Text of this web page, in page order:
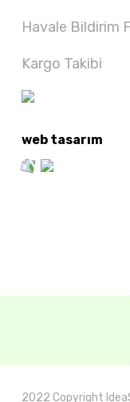
Havale Bildirim
Kargo Takibi
web tasarım
2022 Copyright